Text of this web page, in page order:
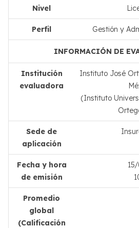
Nivel
Perfil Gestión y
INFORMACIÓN DE
Institución
evaluadora
Instituto José
(Instituto
Sede de
aplicación
Fecha y hora
de emisión
Promedio
global
(Calificación